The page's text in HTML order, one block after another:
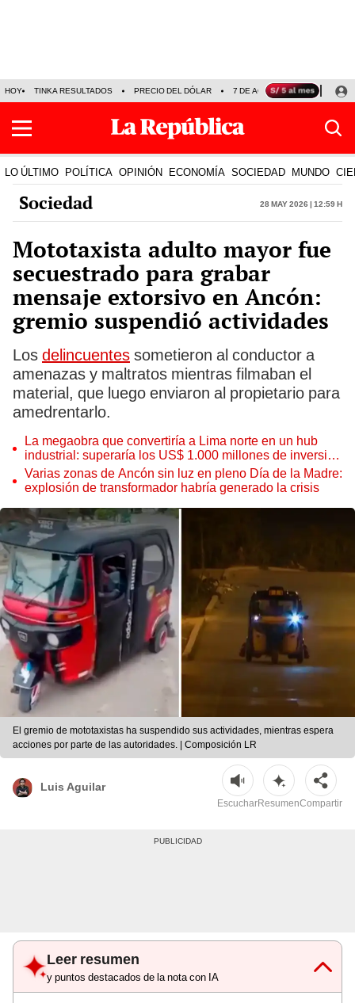
HOY TINKA RESULTADOS PRECIO DEL DÓLAR 7 DE AGOSTO OLLANTA
LO ÚLTIMO POLÍTICA OPINIÓN ECONOMÍA SOCIEDAD MUNDO
Sociedad 28 May 2026 | 12:59 h
Mototaxista adulto mayor fue
secuestrado para grabar
mensaje extorsivo en Ancón:
gremio suspendió actividades
Los delincuentes sometieron al conductor a
amenazas y maltratos mientras filmaban el
material, que luego enviaron al propietario para
amedrentarlo.
La megaobra que convertiría a Lima norte en un hub
industrial: superaría los US$ 1.000 millones de inversión
en 700 hectáreas
Varias zonas de Ancón sin luz en pleno Día de la Madre:
explosión de transformador habría generado la crisis
El gremio de mototaxistas ha suspendido sus actividades, mientras espera
acciones por parte de las autoridades. | Composición LR
Luis Aguilar
EscucharResumenCompartir
Leer resumen
y puntos destacados de la nota con IA